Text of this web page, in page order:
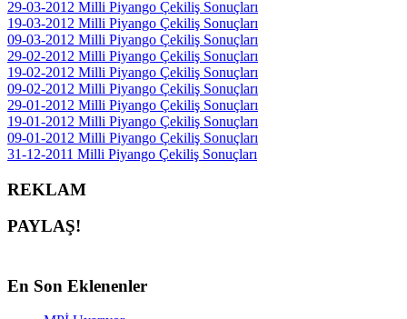
29-03-2012 Milli Piyango Çekiliş Sonuçları
19-03-2012 Milli Piyango Çekiliş Sonuçları
09-03-2012 Milli Piyango Çekiliş Sonuçları
29-02-2012 Milli Piyango Çekiliş Sonuçları
19-02-2012 Milli Piyango Çekiliş Sonuçları
09-02-2012 Milli Piyango Çekiliş Sonuçları
29-01-2012 Milli Piyango Çekiliş Sonuçları
19-01-2012 Milli Piyango Çekiliş Sonuçları
09-01-2012 Milli Piyango Çekiliş Sonuçları
31-12-2011 Milli Piyango Çekiliş Sonuçları
REKLAM
PAYLAŞ!
En Son Eklenenler